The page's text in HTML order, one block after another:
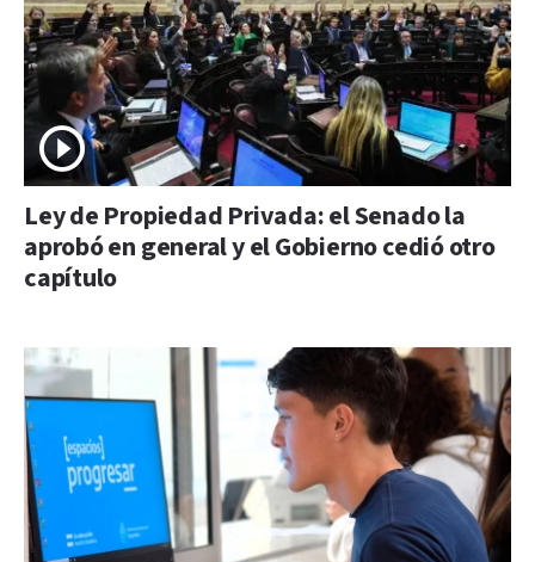
Ley de Propiedad Privada: el Senado la
aprobó en general y el Gobierno cedió otro
capítulo